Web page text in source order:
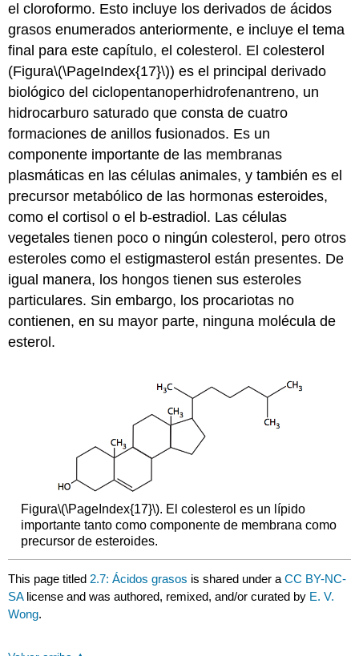
el cloroformo. Esto incluye los derivados de ácidos
grasos enumerados anteriormente, e incluye el tema
final para este capítulo, el colesterol. El colesterol
(Figura\(\PageIndex{17}\)) es el principal derivado
biológico del ciclopentanoperhidrofenantreno, un
hidrocarburo saturado que consta de cuatro
formaciones de anillos fusionados. Es un
componente importante de las membranas
plasmáticas en las células animales, y también es el
precursor metabólico de las hormonas esteroides,
como el cortisol o el b-estradiol. Las células
vegetales tienen poco o ningún colesterol, pero otros
esteroles como el estigmasterol están presentes. De
igual manera, los hongos tienen sus esteroles
particulares. Sin embargo, los procariotas no
contienen, en su mayor parte, ninguna molécula de
esterol.
Figura\(\PageIndex{17}\). El colesterol es un lípido
importante tanto como componente de membrana como
precursor de esteroides.
This page titled 2.7: Ácidos grasos is shared under aCC BY-NC-
SA license and was authored, remixed, and/or curated by E. V.
Wong.